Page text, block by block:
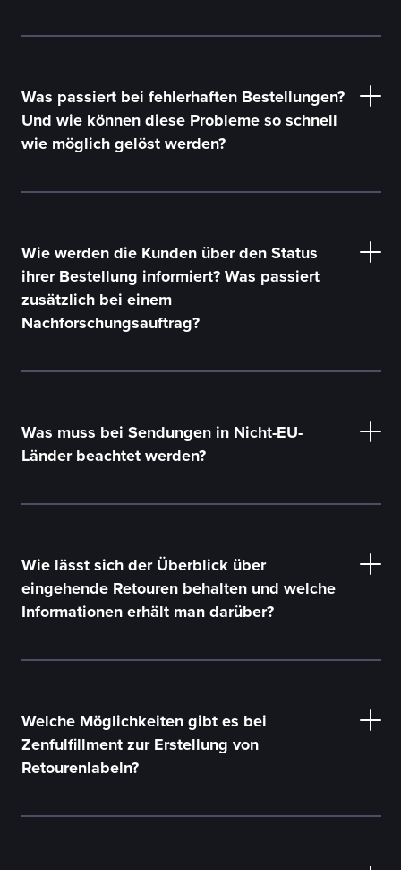
Was passiert bei fehlerhaften Bestellungen?
Und wie können diese Probleme so schnell
wie möglich gelöst werden?
Wie werden die Kunden über den Status
ihrer Bestellung informiert? Was passiert
zusätzlich bei einem
Nachforschungsauftrag?
Was muss bei Sendungen in Nicht-EU-
Länder beachtet werden?
Wie lässt sich der Überblick über
eingehende Retouren behalten und welche
Informationen erhält man darüber?
Welche Möglichkeiten gibt es bei
Zenfulfillment zur Erstellung von
Retourenlabeln?